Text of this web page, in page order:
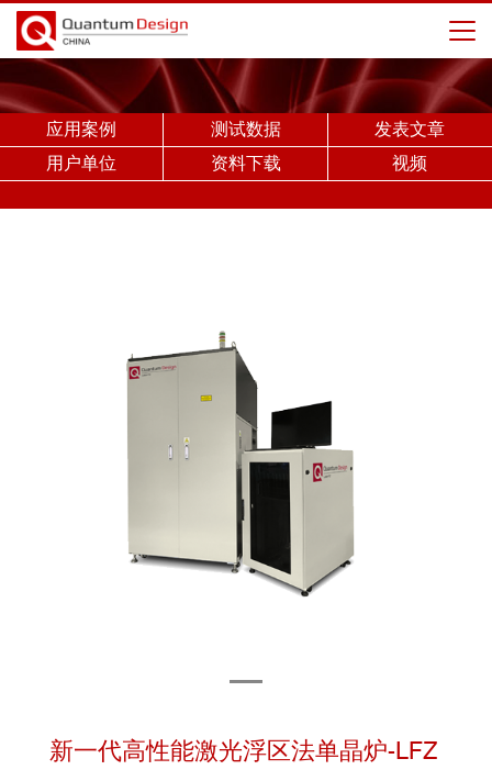
应用案例 测试数据
发表文章
用户单位
资料下载 视频
新一代高性能激光浮区法单晶炉-LFZ